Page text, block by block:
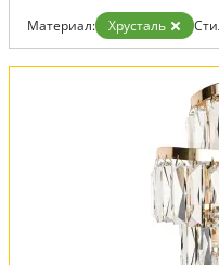
Материал: Хрусталь
Вид:
Бра